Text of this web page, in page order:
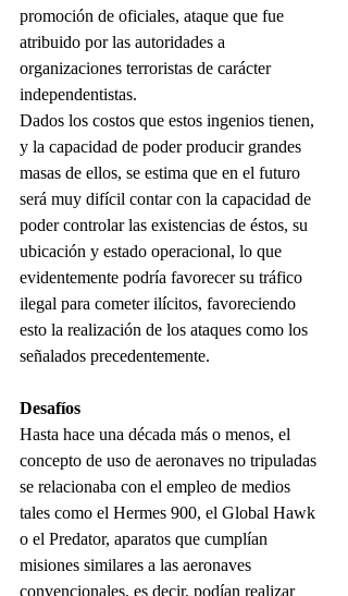
promoción de oficiales, ataque que fue
atribuido por las autoridades a
organizaciones terroristas de carácter
independentistas.
Dados los costos que estos ingenios tienen,
y la capacidad de poder producir grandes
masas de ellos, se estima que en el futuro
será muy difícil contar con la capacidad de
poder controlar las existencias de éstos, su
ubicación y estado operacional, lo que
evidentemente podría favorecer su tráfico
ilegal para cometer ilícitos, favoreciendo
esto la realización de los ataques como los
señalados precedentemente.
Desafíos
Hasta hace una década más o menos, el
concepto de uso de aeronaves no tripuladas
se relacionaba con el empleo de medios
tales como el Hermes 900, el Global Hawk
o el Predator, aparatos que cumplían
misiones similares a las aeronaves
convencionales, es decir, podían realizar